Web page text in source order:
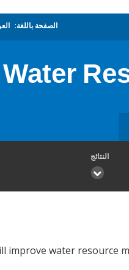
الصفحة باللغة:
النتائج
improve water resource